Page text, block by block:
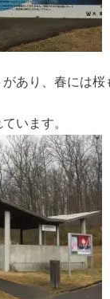
あり、春には桜
います。